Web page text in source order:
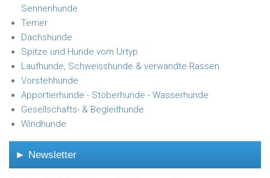
Sennenhunde
Terrier
Dachshunde
Spitze und Hunde vom Urtyp
Laufhunde, Schweisshunde & verwandte Rassen
Vorstehhunde
Apportierhunde - Stöberhunde - Wasserhunde
Gesellschafts- & Begleithunde
Windhunde
► Newsletter